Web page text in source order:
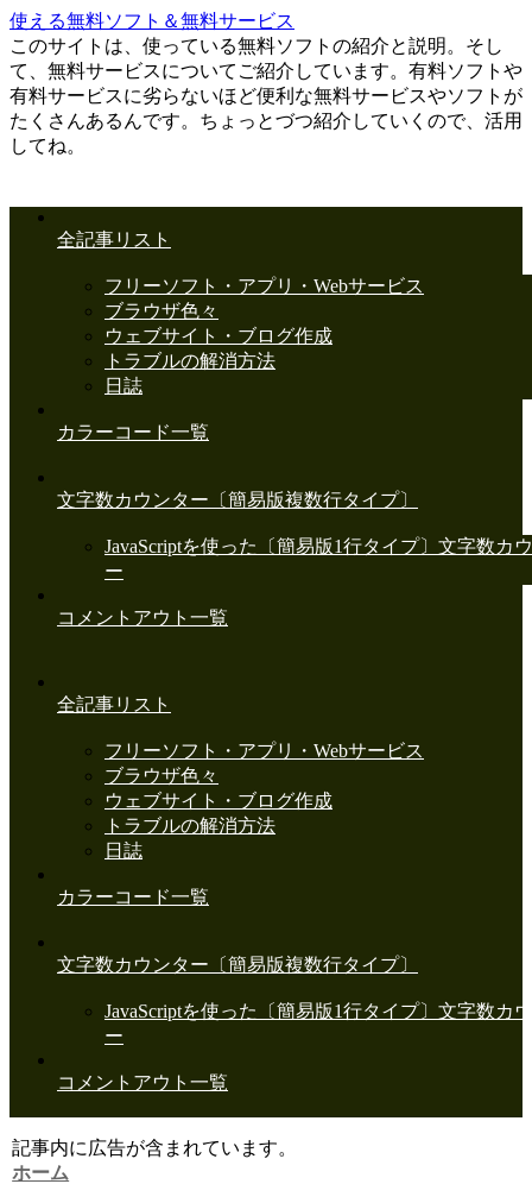
使える無料ソフト＆無料サービス
このサイトは、使っている無料ソフトの紹介と説明。そし
て、無料サービスについてご紹介しています。有料ソフトや
有料サービスに劣らないほど便利な無料サービスやソフトが
たくさんあるんです。ちょっとづつ紹介していくので、活用
してね。
全記事リスト
フリーソフト・アプリ・Webサービス
ブラウザ色々
ウェブサイト・ブログ作成
トラブルの解消方法
日誌
カラーコード一覧
文字数カウンター〔簡易版複数行タイプ〕
JavaScriptを使った〔簡易版1行タイプ〕文字数カ
ー
コメントアウト一覧
全記事リスト
フリーソフト・アプリ・Webサービス
ブラウザ色々
ウェブサイト・ブログ作成
トラブルの解消方法
日誌
カラーコード一覧
文字数カウンター〔簡易版複数行タイプ〕
JavaScriptを使った〔簡易版1行タイプ〕文字数カ
ー
コメントアウト一覧
記事内に広告が含まれています。
ホーム